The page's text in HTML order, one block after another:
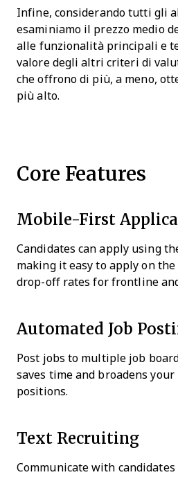
Infine, considerando tutti gli
esaminiamo il prezzo medio
alle funzionalità principali e
valore degli altri criteri di
che offrono di più, a meno,
più alto.
Core Features
Mobile-First
Candidates can apply using
making it easy to apply on the
drop-off rates for frontline
Automated Job
Post jobs to multiple job
saves time and broadens
positions.
Text Recruiting
Communicate with